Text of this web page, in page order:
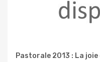
Pastorale 2013 : La